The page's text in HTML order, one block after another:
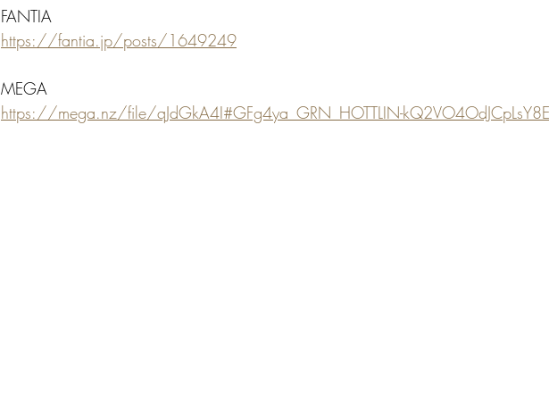
FANTIA
https://fantia.jp/posts/1649249
MEGA
https://mega.nz/file/qJdGkA4I#GFg4ya_GRN_HOTTLIN-